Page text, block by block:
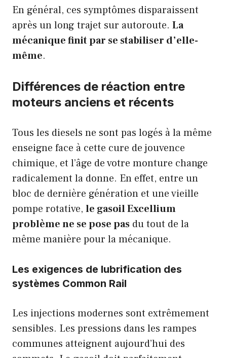
En général, ces symptômes disparaissent
après un long trajet sur autoroute. La
mécanique finit par se stabiliser d’elle-
même.
Différences de réaction entre
moteurs anciens et récents
Tous les diesels ne sont pas logés à la même
enseigne face à cette cure de jouvence
chimique, et l’âge de votre monture change
radicalement la donne. En effet, entre un
bloc de dernière génération et une vieille
pompe rotative, le gasoil Excellium
problème ne se pose pas du tout de la
même manière pour la mécanique.
Les exigences de lubrification des
systèmes Common Rail
Les injections modernes sont extrêmement
sensibles. Les pressions dans les rampes
communes atteignent aujourd’hui des